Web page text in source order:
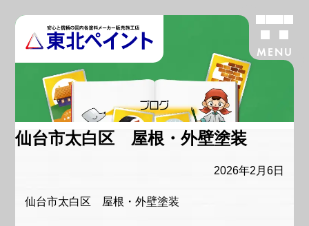
MENU
ブログ
仙台市太白区 屋根・外壁塗装
2026年2月6日
仙台市太白区 屋根・外壁塗装